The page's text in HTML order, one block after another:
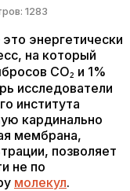
1283
энергетически
на который
CO₂ и 1%
исследователи
института
кардинально
мембрана,
позволяет
не по
молекул.